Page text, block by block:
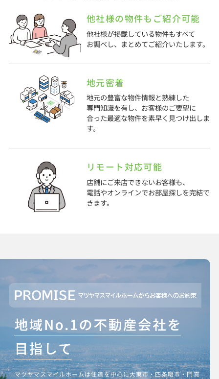
他社様の物件もご紹介可能
他社様が掲載している物件もすべて
お調べし、まとめてご紹介いたします。
地元密着
地元の豊富な物件情報と熟練した
専門知識を有し、お客様のご要望に
合った最適な物件を素早く見つけ出しま
す。
リモート対応可能
店舗にご来店できないお客様も、
電話やオンラインでお部屋探しを完結で
きます。
PROMISE マツヤマスマイルホームからお客様へのお約束
マツヤマスマイルホームは住道を中心に大東市・四条畷市・門真